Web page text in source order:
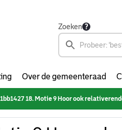
Zoeken
Over de gemeenteraad
18. Motie 9 Hoor ook relativerende, realistische en kritische